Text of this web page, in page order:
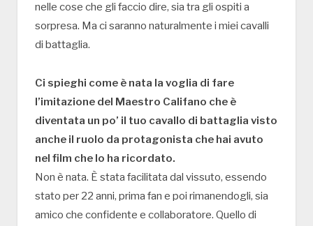
nelle cose che gli faccio dire, sia tra gli ospiti a
sorpresa. Ma ci saranno naturalmente i miei cavalli
di battaglia.
Ci spieghi come è nata la voglia di fare
l’imitazione del Maestro Califano che è
diventata un po’ il tuo cavallo di battaglia visto
anche il ruolo da protagonista che hai avuto
nel film che lo ha ricordato.
Non è nata. È stata facilitata dal vissuto, essendo
stato per 22 anni, prima fan e poi rimanendogli, sia
amico che confidente e collaboratore. Quello di